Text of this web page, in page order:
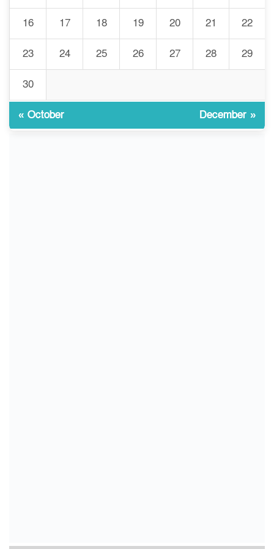
বাংলাদেশি আহত
৯
মালয়েশিয়ায়, দ্বিতীয় স্ত্রী
বুলডোজার দিয়ে ভাঙলো স্বামীর
১০
প্রথমবারের মতো এমপিওভুক্ত
শিক্ষকদের বদলি কার্যক্রম চালু
16 17 18 19 20 21 22
23 24 25 26 27 28 29
30
« October December »